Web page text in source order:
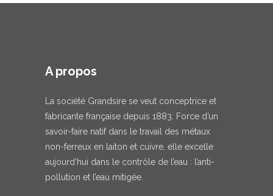
A propos
La société Grandsire se veut conceptrice et
fabricante française depuis 1883. Force d’un
savoir-faire natif dans le travail des métaux
non-ferreux en laiton et cuivre, elle excelle
aujourd’hui dans le contrôle de l’eau : l’anti-
pollution et l’eau mitigée.